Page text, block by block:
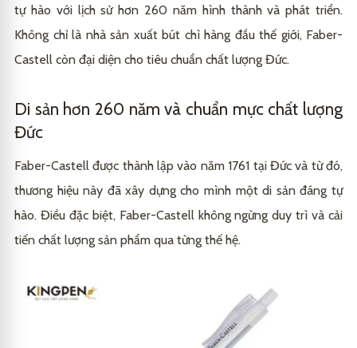
tự hào với lịch sử hơn 260 năm hình thành và phát triển.
Không chỉ là nhà sản xuất bút chì hàng đầu thế giới, Faber-
Castell còn đại diện cho tiêu chuẩn chất lượng Đức.
Di sản hơn 260 năm và chuẩn mực chất lượng
Đức
Faber-Castell được thành lập vào năm 1761 tại Đức và từ đó,
thương hiệu này đã xây dựng cho mình một di sản đáng tự
hào. Điều đặc biệt, Faber-Castell không ngừng duy trì và cải
tiến chất lượng sản phẩm qua từng thế hệ.